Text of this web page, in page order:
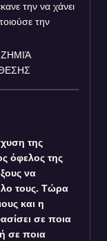
την να χάνει
την
ΖΗΜΙΆ
της
όφελος της
να
τους. Τώρα
και η
σε ποια
σε ποια